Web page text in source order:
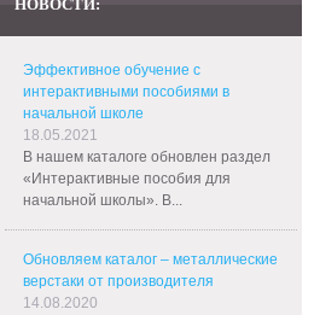
НОВОСТИ:
Эффективное обучение с
интерактивными пособиями в
начальной школе
18.05.2021
В нашем каталоге обновлен раздел
«Интерактивные пособия для
начальной школы». В...
Обновляем каталог – металлические
верстаки от производителя
14.08.2020